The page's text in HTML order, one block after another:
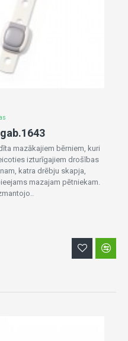
mazākajiem bērniem, kuri
izturīgajiem drošības
katra drēbju skapja,
mazajam pētniekam.